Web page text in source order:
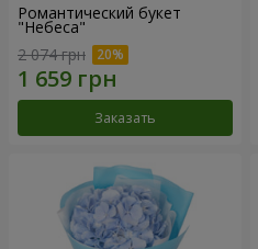
Романтический букет
"Небеса"
2 074 грн
Заказать